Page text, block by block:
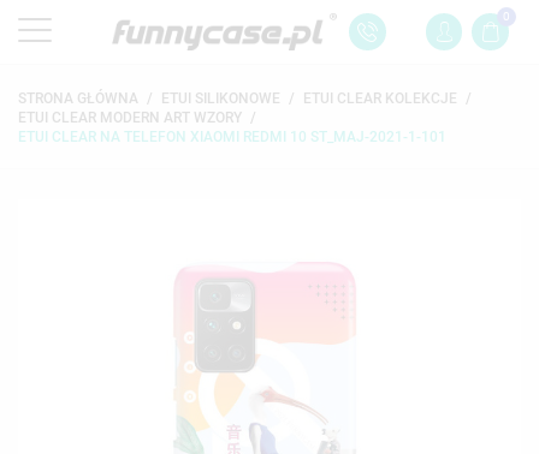
0
STRONA GŁÓWNA ETUI SILIKONOWE
ETUI CLEAR KOLEKCJE
ETUI CLEAR MODERN ART WZORY
ETUI CLEAR NA TELEFON XIAOMI REDMI 10 ST_MAJ-2021-1-101